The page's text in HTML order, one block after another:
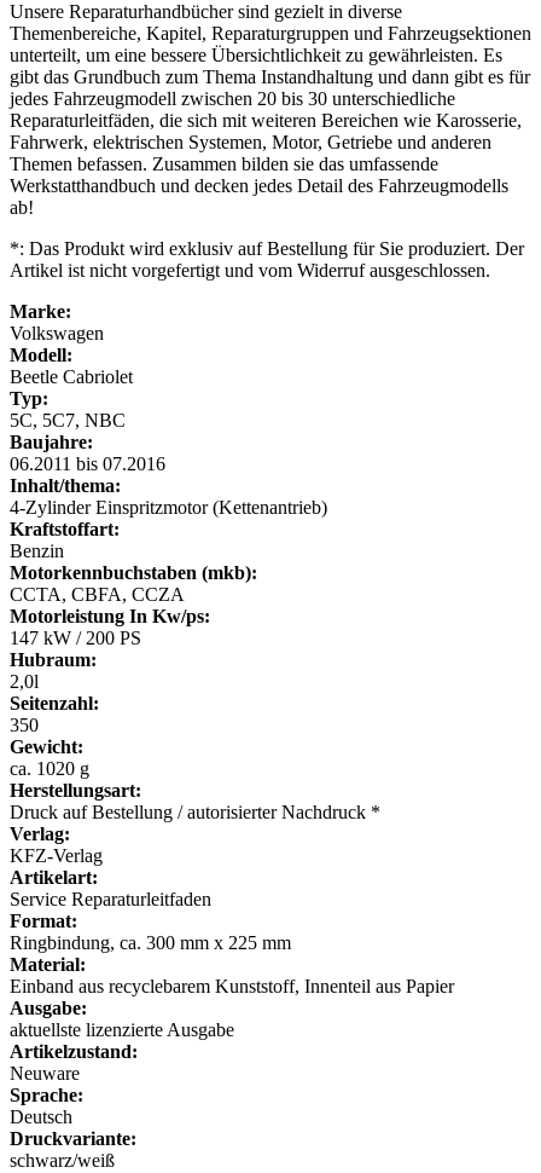
Unsere Reparaturhandbücher sind gezielt in diverse
Themenbereiche, Kapitel, Reparaturgruppen und Fahrzeugsektionen
unterteilt, um eine bessere Übersichtlichkeit zu gewährleisten. Es
gibt das Grundbuch zum Thema Instandhaltung und dann gibt es für
jedes Fahrzeugmodell zwischen 20 bis 30 unterschiedliche
Reparaturleitfäden, die sich mit weiteren Bereichen wie Karosserie,
Fahrwerk, elektrischen Systemen, Motor, Getriebe und anderen
Themen befassen. Zusammen bilden sie das umfassende
Werkstatthandbuch und decken jedes Detail des Fahrzeugmodells
ab!
*: Das Produkt wird exklusiv auf Bestellung für Sie produziert. Der
Artikel ist nicht vorgefertigt und vom Widerruf ausgeschlossen.
Marke:
Volkswagen
Modell:
Beetle Cabriolet
Typ:
5C, 5C7, NBC
Baujahre:
06.2011 bis 07.2016
Inhalt/thema:
4-Zylinder Einspritzmotor (Kettenantrieb)
Kraftstoffart:
Benzin
Motorkennbuchstaben (mkb):
CCTA, CBFA, CCZA
Motorleistung In Kw/ps:
147 kW / 200 PS
Hubraum:
2,0l
Seitenzahl:
350
Gewicht:
ca. 1020 g
Herstellungsart:
Druck auf Bestellung / autorisierter Nachdruck *
Verlag:
KFZ-Verlag
Artikelart:
Service Reparaturleitfaden
Format:
Ringbindung, ca. 300 mm x 225 mm
Material:
Einband aus recyclebarem Kunststoff, Innenteil aus Papier
Ausgabe:
aktuellste lizenzierte Ausgabe
Artikelzustand:
Neuware
Sprache:
Deutsch
Druckvariante:
schwarz/weiß